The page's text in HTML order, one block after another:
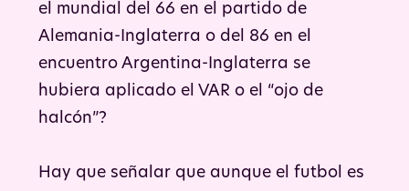
el mundial del 66 en el partido de
Alemania-Inglaterra o del 86 en el
encuentro Argentina-Inglaterra se
hubiera aplicado el VAR o el “ojo de
halcón”?
Hay que señalar que aunque el futbol es